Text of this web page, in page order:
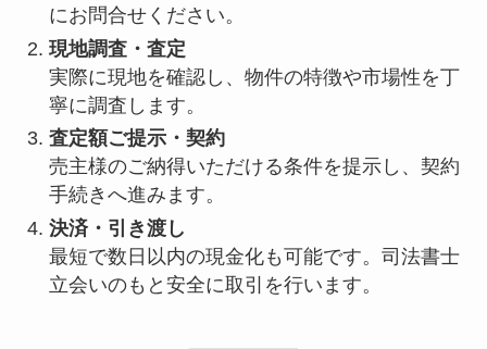
にお問合せください。
現地調査・査定
実際に現地を確認し、物件の特徴や市場性を丁
寧に調査します。
査定額ご提示・契約
売主様のご納得いただける条件を提示し、契約
手続きへ進みます。
決済・引き渡し
最短で数日以内の現金化も可能です。司法書士
立会いのもと安全に取引を行います。